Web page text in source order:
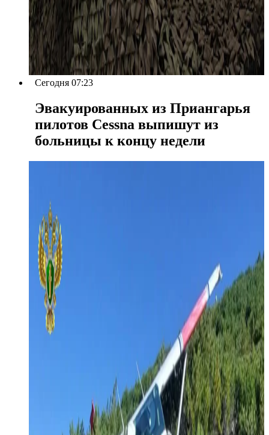
Сегодня 07:23
Эвакуированных из Приангарья
пилотов Cessna выпишут из
больницы к концу недели